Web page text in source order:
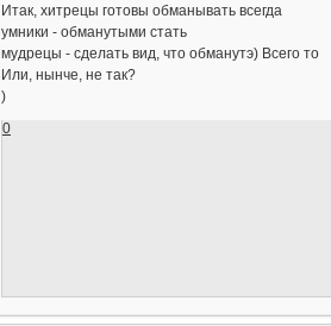
Итак, хитрецы готовы обманывать всегда
умники - обманутыми стать
мудрецы - сделать вид, что обманутэ) Всего то
Или, нынче, не так?
)
0